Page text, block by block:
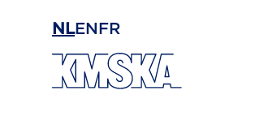
NLEN FR